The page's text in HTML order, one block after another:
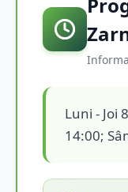
Luni - Joi
14:00;